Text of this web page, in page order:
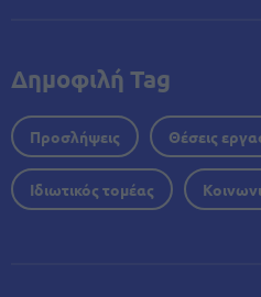
Δημοφιλή Tag
Προσλήψεις Θέσεις
Ιδιωτικός τομέας